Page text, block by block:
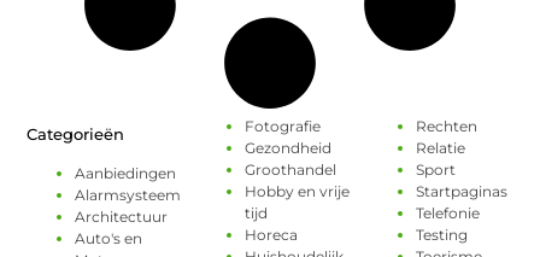
Categorieën
Aanbiedingen
Alarmsysteem
Architectuur
Auto's en
Fotografie
Gezondheid
Groothandel
Hobby en vrije
tijd
Horeca
Rechten
Relatie
Sport
Startpaginas
Telefonie
Testing